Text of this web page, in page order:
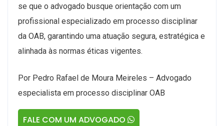
se que o advogado busque orientação com um
profissional especializado em processo disciplinar
da OAB, garantindo uma atuação segura, estratégica e
alinhada às normas éticas vigentes.
Por Pedro Rafael de Moura Meireles – Advogado
especialista em processo disciplinar OAB
FALE COM UM ADVOGADO